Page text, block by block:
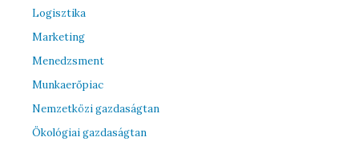
Logisztika
Marketing
Menedzsment
Munkaerőpiac
Nemzetközi gazdaságtan
Ökológiai gazdaságtan